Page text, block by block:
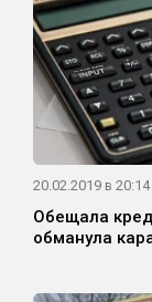
20.02.2019 в 20:14
Обещала
обманула